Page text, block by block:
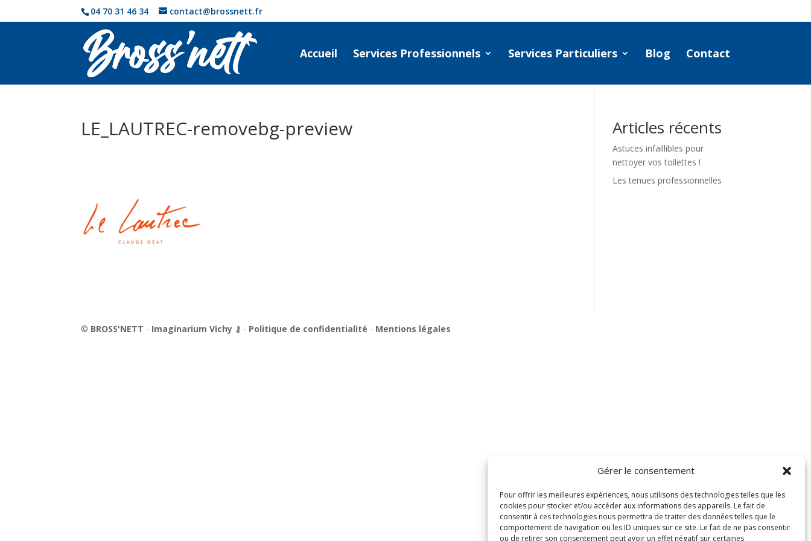
Gérer le consentement
Pour offrir les meilleures expériences, nous utilisons des technologies telles que les
cookies pour stocker et/ou accéder aux informations des appareils. Le fait de
consentir à ces technologies nous permettra de traiter des données telles que le
comportement de navigation ou les ID uniques sur ce site. Le fait de ne pas consentir
ou de retirer son consentement peut avoir un effet négatif sur certaines
04 70 31 46 34 contact@brossnett.fr
Accueil Services Professionnels Services Particuliers Blog Contact
LE_LAUTREC-removebg-preview Articles récents
Astuces infaillibles pour
nettoyer vos toilettes !
Les tenues professionnelles
© BROSS'NETT - Imaginarium Vichy ⚷ - Politique de confidentialité - Mentions légales